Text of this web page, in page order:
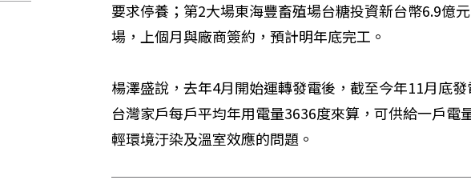
要求停養；第2大場東海豐畜殖場台糖投資新台幣6.9億
場，上個月與廠商簽約，預計明年底完工。
楊澤盛說，去年4月開始運轉發電後，截至今年11月底
台灣家戶每戶平均年用電量3636度來算，可供給一戶電
輕環境汙染及溫室效應的問題。